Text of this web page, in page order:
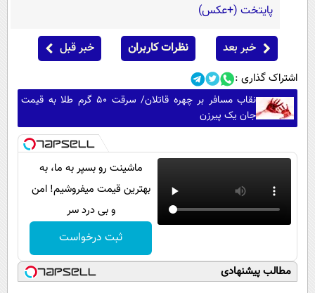
پایتخت (+عکس)
خبر بعد نظرات کاربران خبر قبل
اشتراک گذاری :
نقاب مسافر بر چهره قاتلان/ سرقت ۵۰ گرم طلا به قیمت
جان یک پیرزن
ماشینت رو بسپر به ما، به
بهترین قیمت میفروشیم! امن
و بی درد سر
ثبت درخواست
مطالب پیشنهادی